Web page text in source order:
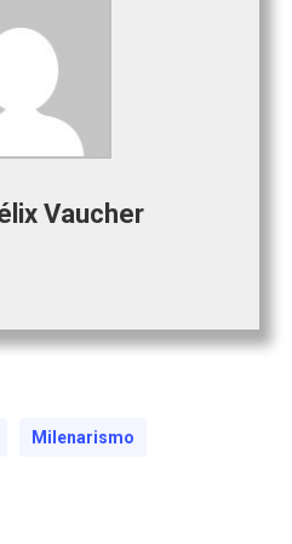
Vaucher
Milenarismo